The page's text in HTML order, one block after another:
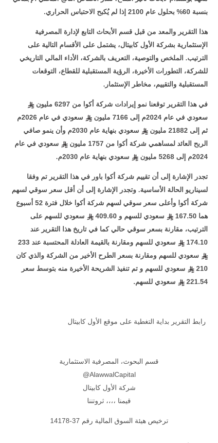
بنسبة 60% بحلول عام 2100 إذا لم يُكبح الاحتباس الحراري
.
هذا التقرير والمعد من قبل قسم الأبحاث التابع لإدارة المصرفية
الإستثمارية بشركة الأول كابيتال، يشتمل على الأقسام التالية على
الترتيب. الملخص والتوصية، التعريف بالشركة، الأداء المالي التاريخي
للشركة، التطورات الأخيرة، الرؤية المستقبلية للقطاع، التوقعات
المستقبلية والتقييم، مخاطر الإستثمار .
في هذا التقرير توقعنا نمو إيرادات شركة أكوا من 6297 مليون
سعودي في عام 2024م إلى 7166 مليون
سعودي في عام 2026م
ثم إلى 21882 مليون
سعودي بنهاية عام 2030م وأن ينمو صافي
الربح العائد لمساهمي شركة أكوا من 1757 مليون
سعودي في عام
2024م إلى 5268 مليون
سعودي بنهاية عام 2030م .
تجدر الإشارة إلى أن تقييم شركة أكوا باور في هذا التقرير تم وفقا
لسيناريو الحالة الأساسية. وتجدر الإشارة إلى أن أقل سعر سوقي لسهم
شركة أكوا وأعلى سعر سوقي لسهم شركة أكوا خلال فترة 52 أسبوع
هما 167.50
سعودي للسهم و 409.60
سعودي للسهم على
الترتيب، مقارنة بسعر سوقي حالي كما في تاريخ هذا التقرير عند
174.10
سعودي للسهم ومقارنة بالقيمة العادلة المحتسبة عند 233
سعودي للسهم ومقارنة بسعر الطرح الأخير من الشركة والذي كان
210
سعودي للسهم و تم تنفيذ الشريحة الأخيرة منه بتوسط سعر
221.54
سعودي للسهم.
رابط التقرير بداية التغطية على موقع الأول كابيتال
قسم البحوث، المصرفية الاستثمارية
AlawwalCapital@
شركة الأول كابيتال
قيمنا ،،،، ثروتننا
ترخيص هيئة السوق المالية رقم 37-14178